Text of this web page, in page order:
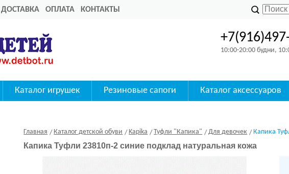
ДОСТАВКА ОПЛАТА КОНТАКТЫ
10:00-20:00 будни,
Каталог игрушек Резиновые сапоги Каталог аксессуаров
Главная Каталог детской обуви Kapika Туфли "Капика" Для девочек Капика
Капика Туфли 23810п-2 синие подклад натуральная кожа